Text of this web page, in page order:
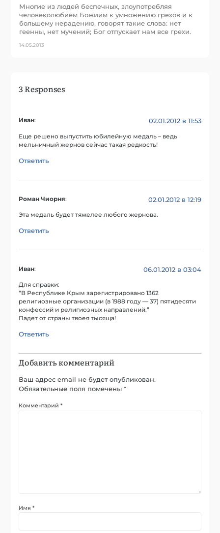
Многие из людей беспечных, злоупотребляя
человеколюбием Божиим к умножению грехов и к
большему нерадению, говорят такие слова: нет
геенны, нет мучений; Бог отпускает нам все грехи.
14.05.2013
3 Responses
Иван: 02.01.2012 в 11:53
Еще решено выпустить юбилейную медаль – ведь
мельничный жернов сейчас такая редкость!
Ответить
Роман Чиорня: 02.01.2012 в 12:19
Эта медаль будет тяжелее любого жернова.
Ответить
Иван: 06.01.2012 в 03:04
Для справки:
“В Республике Крым зарегистрировано 1362
религиозные организации (в 1988 году — 37) пятидесяти
конфессий и религиозных направлений.”
Падет от страны твоея тысяща!
Ответить
Добавить комментарий
Ваш адрес email не будет опубликован.
Обязательные поля помечены*
Комментарий*
Имя*